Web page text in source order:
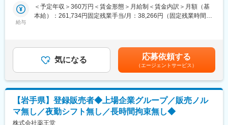
業界トップクラスの実績で全国から車が集まるため、バイクと大
型車以外の車種は全て対応可能性があります。
両が両ドアを広げたまま作業できるほどの広さを確保。四輪アラ
イメントテスターやセンターロック式タイヤチェンジャー、立っ
たまま整備できる整備リフトなど、最新型の整備用設備を導入し
（3）透明性のある工場運営
自動車修理をめぐる不正を防ぐための対策として、工場にカメラ
を3台ずつ設置。「事業場三役」の体制に取り組み、IDOMや中古
自動車業界全体がお客様・陸運局・世の中や市場といった全方面
全国に約460店舗展開し、業界実績トップクラスを誇る中古車販
■業務内容：
・お客様との提案商談（自動車の販売、買取、その他サービスの
ご提案）
・来店集客活動（webサイトへの情報登録、店舗ブログの更新な
ど）
・その他店舗運営業務 等
■組織構成：
給与
＜予定年収＞360万円＜賃金形態＞月給制＜賃金内訳＞月額（基
本給）：261,734円固定残業手当/月：38,266円（固定残業時間20
舗スタッフ年収634万円 入社4年目 営業主任年収855万円 入社6年
目 店長賃金はあくまでも目安の金額であり、選考を通じて上下す
る可能性があります。月給(月額)は固定手当を含めた表記です。
気になる 応募依頼する
（エージェントサービス）
【岩手県】登録販売者◆上場企業グループ／販売ノル
マ無し／夜勤シフト無し／長時間拘束無し◆
株式会社薬王堂